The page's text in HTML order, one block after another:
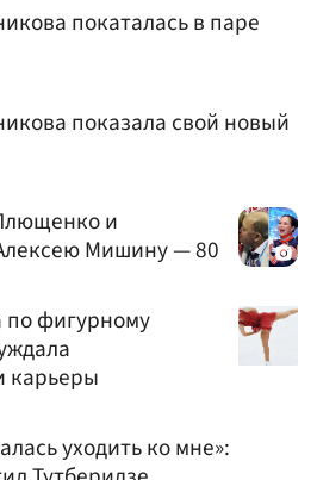
покаталась в паре
показала свой новый
и
Мишину — 80
фигурному
карьеры
уходить ко мне»: